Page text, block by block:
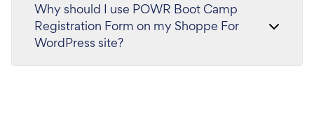
Why should I use POWR Boot Camp
Registration Form on my Shoppe For
WordPress site?